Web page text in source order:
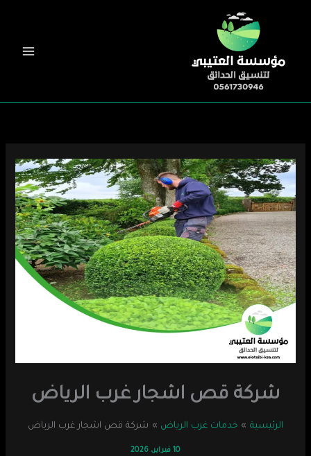
شركة قص اشجار غرب الرياض
الرئيسية خدمات غرب الرياض شركة قص اشجار غرب الرياض
10 فبراير، 2026